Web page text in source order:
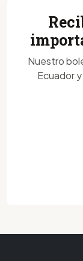
Nuestro
Ecuador